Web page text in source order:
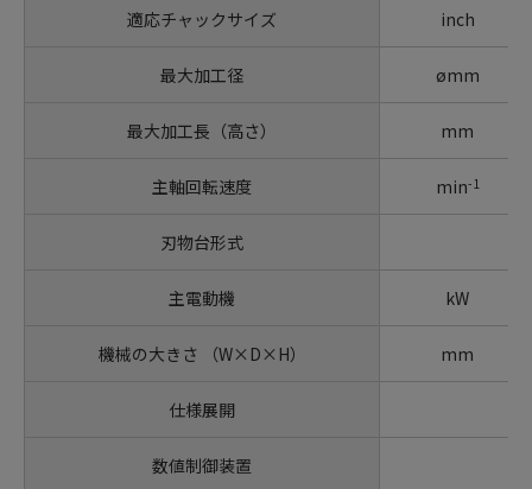
適応チャックサイズ inch
最大加工径 ømm
最大加工長（高さ） mm
主軸回転速度 min-1
刃物台形式
主電動機 kW
機械の大きさ （W×D×H） mm
仕様展開
数値制御装置